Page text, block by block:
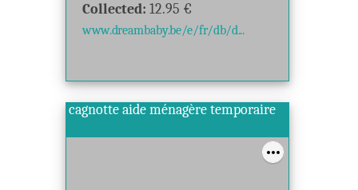
Collected: 12.95 €
www.dreambaby.be/e/fr/db/d...
cagnotte aide ménagère temporaire